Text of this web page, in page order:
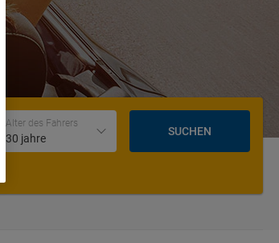
Alter des Fahrers
30 jahre
SUCHEN